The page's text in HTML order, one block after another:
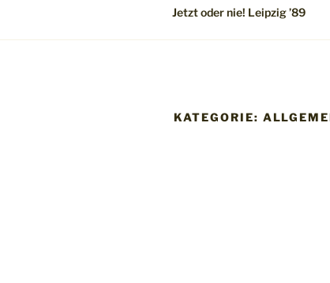
Jetzt oder nie! Leipzig ’89
KATEGORIE: